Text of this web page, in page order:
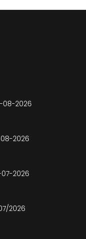
08-2026
2026
2026
2026